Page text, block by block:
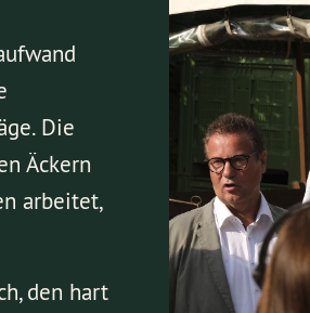
Die
Äckern
arbeitet,
den hart